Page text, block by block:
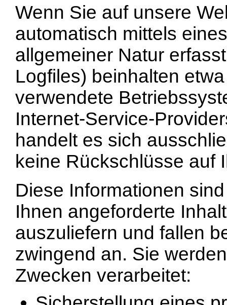
Wenn Sie auf unsere
automatisch mittels
allgemeiner Natur
Logfiles) beinhalten
verwendete
Internet-Service-
handelt es sich
keine Rückschlüsse auf
Diese Informationen
Ihnen angeforderte
auszuliefern und fallen
zwingend an. Sie
Zwecken verarbeitet: